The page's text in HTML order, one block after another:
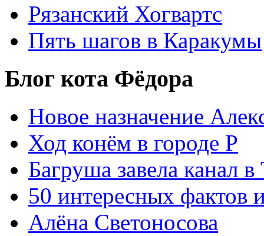
Рязанский Хогвартс
Пять шагов в Каракумы
Блог кота Фёдора
Новое назначение
Ход конём в городе Р
Багруша завела канал в
50 интересных фактов
Алёна Светоносова